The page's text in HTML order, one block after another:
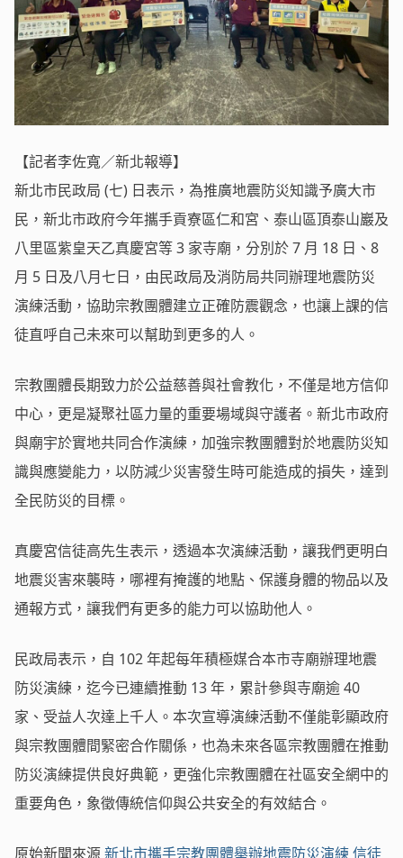
【記者李佐寬／新北報導】
新北市民政局 (七) 日表示，為推廣地震防災知識予廣大市
民，新北市政府今年攜手貢寮區仁和宮、泰山區頂泰山巖及
八里區紫皇天乙真慶宮等 3 家寺廟，分別於 7 月 18 日、8
月 5 日及八月七日，由民政局及消防局共同辦理地震防災
演練活動，協助宗教團體建立正確防震觀念，也讓上課的信
徒直呼自己未來可以幫助到更多的人。
宗教團體長期致力於公益慈善與社會教化，不僅是地方信仰
中心，更是凝聚社區力量的重要場域與守護者。新北市政府
與廟宇於實地共同合作演練，加強宗教團體對於地震防災知
識與應變能力，以防減少災害發生時可能造成的損失，達到
全民防災的目標。
真慶宮信徒高先生表示，透過本次演練活動，讓我們更明白
地震災害來襲時，哪裡有掩護的地點、保護身體的物品以及
通報方式，讓我們有更多的能力可以協助他人。
民政局表示，自 102 年起每年積極媒合本市寺廟辦理地震
防災演練，迄今已連續推動 13 年，累計參與寺廟逾 40
家、受益人次達上千人。本次宣導演練活動不僅能彰顯政府
與宗教團體間緊密合作關係，也為未來各區宗教團體在推動
防災演練提供良好典範，更強化宗教團體在社區安全網中的
重要角色，象徵傳統信仰與公共安全的有效結合。
原始新聞來源新北市攜手宗教團體舉辦地震防災演練 信徒